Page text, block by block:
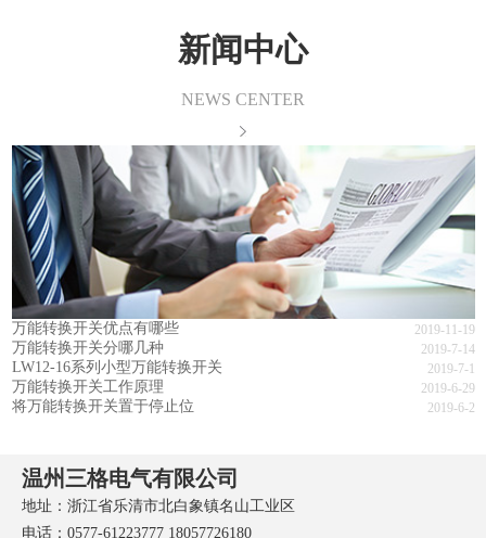
新闻中心
NEWS CENTER
万能转换开关优点有哪些 2019-11-19
万能转换开关分哪几种 2019-7-14
LW12-16系列小型万能转换开关 2019-7-1
万能转换开关工作原理 2019-6-29
将万能转换开关置于停止位 2019-6-2
温州三格电气有限公司
地址：浙江省乐清市北白象镇名山工业区
电话：0577-61223777 18057726180